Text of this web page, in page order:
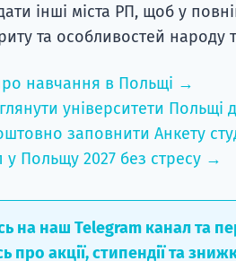
інші міста РП, щоб у
та особливостей народу
навчання в Польщі →
університети Польщі
заповнити Анкету
у Польщу 2027 без стресу →
на наш Telegram канал та
про акції, стипендії та